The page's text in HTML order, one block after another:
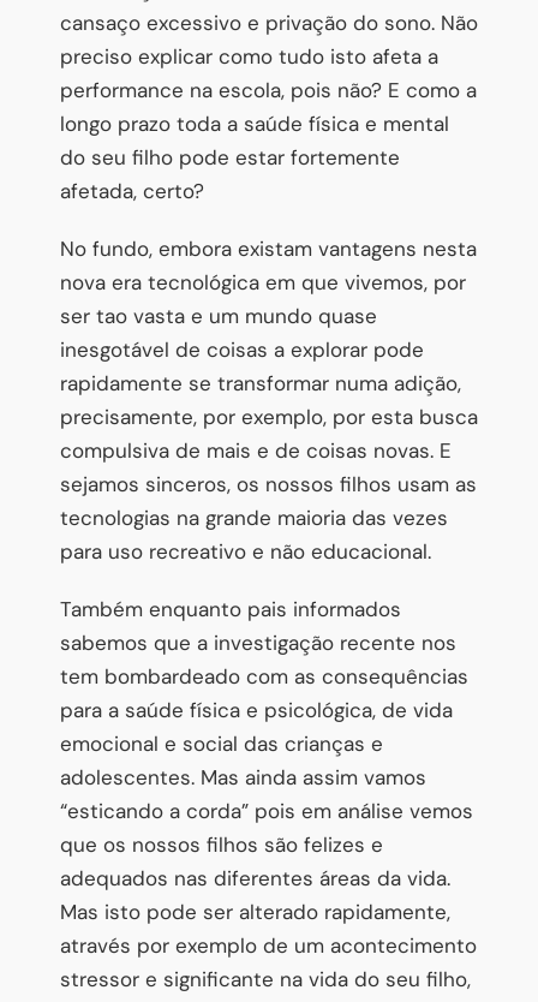
cansaço excessivo e privação do sono. Não
preciso explicar como tudo isto afeta a
performance na escola, pois não? E como a
longo prazo toda a saúde física e mental
do seu filho pode estar fortemente
afetada, certo?
No fundo, embora existam vantagens nesta
nova era tecnológica em que vivemos, por
ser tao vasta e um mundo quase
inesgotável de coisas a explorar pode
rapidamente se transformar numa adição,
precisamente, por exemplo, por esta busca
compulsiva de mais e de coisas novas. E
sejamos sinceros, os nossos filhos usam as
tecnologias na grande maioria das vezes
para uso recreativo e não educacional.
Também enquanto pais informados
sabemos que a investigação recente nos
tem bombardeado com as consequências
para a saúde física e psicológica, de vida
emocional e social das crianças e
adolescentes. Mas ainda assim vamos
“esticando a corda” pois em análise vemos
que os nossos filhos são felizes e
adequados nas diferentes áreas da vida.
Mas isto pode ser alterado rapidamente,
através por exemplo de um acontecimento
stressor e significante na vida do seu filho,